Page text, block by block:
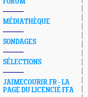
MÉDIATHÈQUE
SONDAGES
SÉLECTIONS
JAIMECOURIR.FR - LA
PAGE DU LICENCIÉ FFA